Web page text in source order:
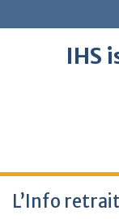
to
IHS
L’Info